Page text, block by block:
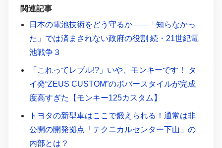
関連記事
日本の電池技術をどう守るか——「知らなかっ
た」では済まされない政府の役割 続・21世紀電
池戦争３
「これってレブル!?」いや、モンキーです！ タ
イ発“ZEUS CUSTOM”のボバースタイルが完成
度高すぎた【モンキー125カスタム】
トヨタの新型車はここで鍛えられる！通常は非
公開の開発拠点「テクニカルセンター下山」の
内部とは？